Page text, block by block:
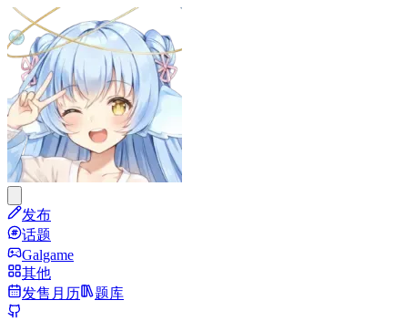
发布
话题
Galgame
其他
发售月历
题库